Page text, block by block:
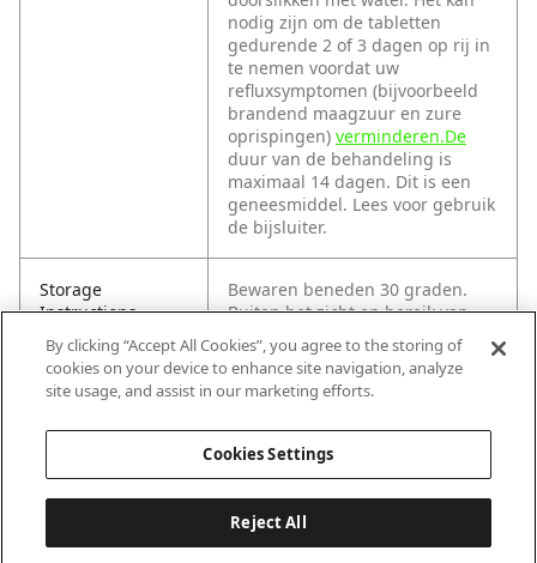
nodig zijn om de tabletten
gedurende 2 of 3 dagen op rij in
te nemen voordat uw
refluxsymptomen (bijvoorbeeld
brandend maagzuur en zure
oprispingen) verminderen.De
duur van de behandeling is
maximaal 14 dagen. Dit is een
geneesmiddel. Lees voor gebruik
de bijsluiter.
Storage
Instructions
Bewaren beneden 30 graden.
Buiten het zicht en bereik van
kinderen houden.
Shelf Life Period 36
Below 30°C
By clicking “Accept All Cookies”, you agree to the storing of
cookies on your device to enhance site navigation, analyze
site usage, and assist in our marketing efforts.
Cookies Settings
Reject All